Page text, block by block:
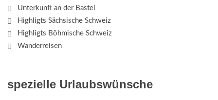
Unterkunft an der Bastei
Highligts Sächsische Schweiz
Highligts Böhmische Schweiz
Wanderreisen
spezielle Urlaubswünsche